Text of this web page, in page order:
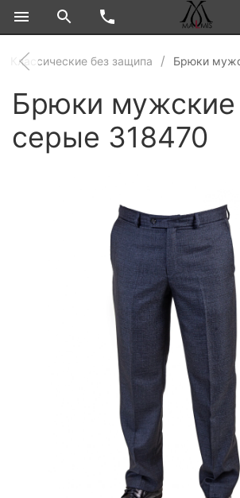
Классические без защипа Брюки
Брюки мужские
серые 318470